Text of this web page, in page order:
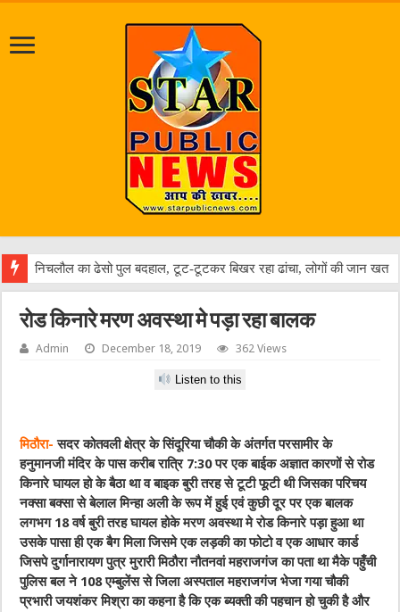
जल
रोड किनारे मरण अवस्था मे पड़ा रहा बालक
Admin December 18, 2019 362 Views
Listen to this
मिठौरा- सदर कोतवली क्षेत्र के सिंदूरिया चौकी के अंतर्गत परसामीर के
हनुमानजी मंदिर के पास करीब रात्रि 7:30 पर एक बाईक अज्ञात कारणों से रोड
किनारे घायल हो के बैठा था व बाइक बुरी तरह से टूटी फूटी थी जिसका परिचय
नक्सा बक्सा से बेलाल मिन्हा अली के रूप में हुई एवं कुछी दूर पर एक बालक
लगभग 18 वर्ष बुरी तरह घायल होके मरण अवस्था मे रोड किनारे पड़ा हुआ था
उसके पासा ही एक बैग मिला जिसमे एक लड़की का फोटो व एक आधार कार्ड
जिसपे दुर्गानारायण पुत्र मुरारी मिठौरा नौतनवां महराजगंज का पता था मैके पहुँची
पुलिस बल ने 108 एम्बुलेंस से जिला अस्पताल महराजगंज भेजा गया चौकी
प्रभारी जयशंकर मिश्रा का कहना है कि एक ब्यक्ती की पहचान हो चुकी है और